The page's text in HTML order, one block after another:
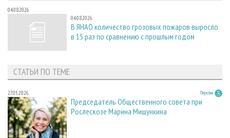
04.08.2026
04.08.2026
В ЯНАО количество грозовых пожаров выросло
в 15 раз по сравнению с прошлым годом
СТАТЬИ ПО ТЕМЕ
27.05.2026 Персона
Председатель Общественного совета при
Рослесхозе Марина Мишункина